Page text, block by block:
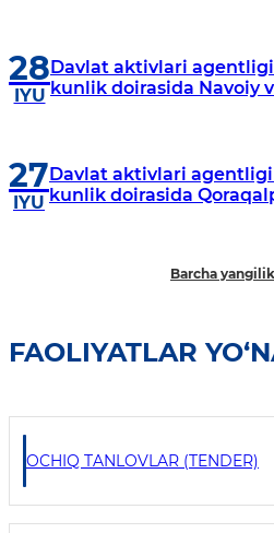
28
IYU
Davlat aktivlari
kunlik doirasida Navoiy
27
IYU
Davlat aktivlari
kunlik doirasida
Barcha
FAOLIYATLAR
OCHIQ TANLOVLAR (TENDER)